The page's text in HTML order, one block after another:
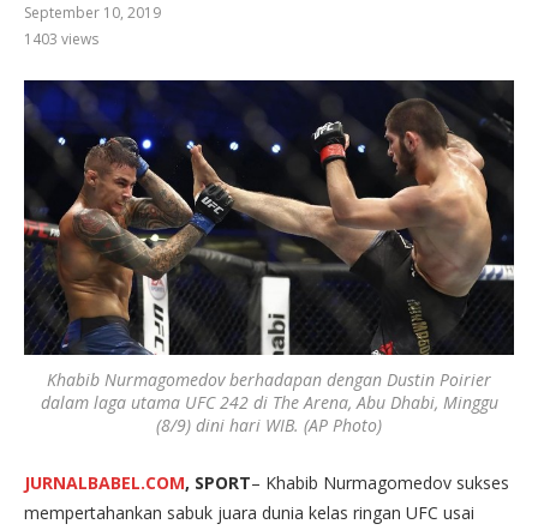
September 10, 2019
1403 views
Khabib Nurmagomedov berhadapan dengan Dustin Poirier
dalam laga utama UFC 242 di The Arena, Abu Dhabi, Minggu
(8/9) dini hari WIB. (AP Photo)
JURNALBABEL.COM, SPORT– Khabib Nurmagomedov sukses
mempertahankan sabuk juara dunia kelas ringan UFC usai